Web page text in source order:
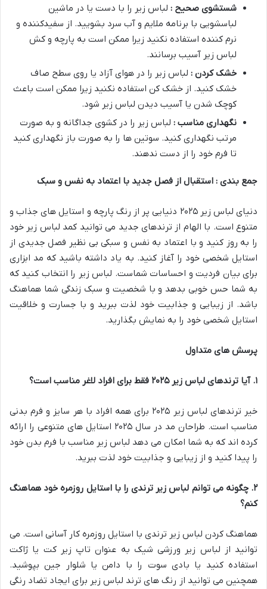
شستشوی صحیح : لباس زیر را با دست یا در ماشین
لباسشویی با برنامه ملایم و آب سرد بشویید. از سفیدکننده و
نرم کننده استفاده نکنید زیرا ممکن است به پارچه و کش
لباس زیر آسیب برسانند.
خشک کردن : لباس زیر را در هوای آزاد یا روی سطح صاف
خشک کنید. از خشک کن استفاده نکنید زیرا ممکن است باعث
کوچک شدن یا آسیب دیدن لباس زیر شود.
نگهداری مناسب : لباس زیر را در کشوی جداگانه و به صورت
مرتب نگهداری کنید. سوتین ها را به صورت باز نگهداری کنید
تا فرم خود را از دست ندهند.
جمع بندی : استقبال از فصل جدید با اعتماد به نفس و سبک
دنیای لباس زیر ۲۰۲۵ دنیایی پر از رنگ پارچه و استایل های جذاب و
متنوع است. با الهام از ترندهای جدید می توانید کمد لباس زیر خود
را به روز کنید و با اعتماد به نفس و سبکی بی نظیر فصل جدیدی از
استایل شخصی خود را آغاز کنید. به یاد داشته باشید که مد ابزاری
برای بیان فردیت و احساسات شماست. لباس زیر را انتخاب کنید که
به شما حس خوبی بدهد و با شخصیت و سبک زندگی شما هماهنگ
باشد. از زیبایی و جذابیت خود لذت ببرید و با جسارت و خلاقیت
استایل شخصی خود را به نمایش بگذارید.
پرسش های متداول
۱.آیا ترندهای لباس زیر۲۰۲۵ فقط برای افراد لاغر مناسب است؟
خیر ترندهای لباس زیر ۲۰۲۵ برای همه افراد با هر سایز و فرم بدنی
مناسب است. طراحان مد در سال ۲۰۲۵ استایل های متنوعی را ارائه
کرده اند که به شما امکان می دهد لباس زیر مناسب با فرم بدن خود
را پیدا کنید و از زیبایی و جذابیت خود لذت ببرید.
۲.چگونه می توانم لباس زیر ترندی را با استایل روزمره خود هماهنگ
کنم؟
هماهنگ کردن لباس زیر ترندی با استایل روزمره کار آسانی است. می
توانید از لباس زیر ورزشی شیک به عنوان تاپ زیر کت یا ژاکت
استفاده کنید یا بادی سوت را با دامن یا شلوار جین بپوشید.
همچنین می توانید از رنگ های ترند لباس زیر برای ایجاد تضاد رنگی